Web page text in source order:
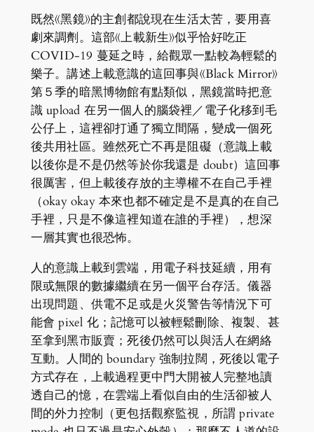
既然《黑鏡》的主創都說現在生活太苦，要用喜
劇來調劑。這部《上載新生》似乎恰好吃正
COVID-19 蔓延之時，給觀眾一點較為輕鬆的
樂子。講述上載意識的這回事與《Black Mirror》
第５季的暗黑博物館有點類似，黑鏡當時把意
識 upload 在另一個人的腦袋裡／電子化移到毛
公仔上，這裡卻打通了獨立間隔，變成一個死
後共用社區。雖然死亡不再是阻礙（意識上載
以後你是不是仍然等於你我還是 doubt）這回事
很厲害，但上載後存放的主導權不在自己手裡
（okay okay 本來也都不確定是不是真的在自己
手裡，只是不像這裡知道在誰的手裡），想深
一層其實也很恐怖。
人的意識上載到雲端，用電子科技延續，用有
限或無限的數據繼續在另一個平台存活。儀器
出現問題、供電不足或是火災警告等情況下可
能會 pixel 化；記憶可以被輕鬆刪除、複製、甚
至拿到黑市販賣；死後仍然可以與活人在網絡
互動。人間的 boundary 強制拉闊，死後以電子
方式存在，上載過程更中門大開被人完整地讀
透自己的憶，在雲端上看似自由的生活卻被人
間的外力控制（更包括觀察監視，所謂 private